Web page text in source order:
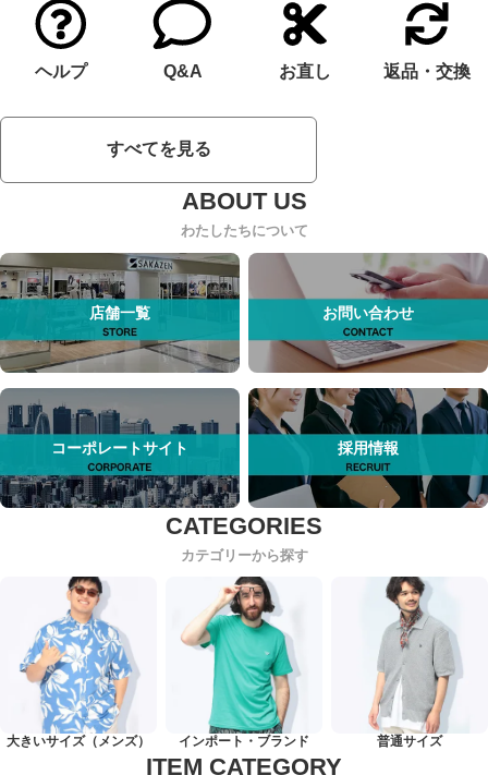
ヘルプ Q&A お直し 返品・交換
すべてを見る
わたしたちについて
店舗一覧 お問い合わせ
コーポレートサイト 採用情報
カテゴリーから探す
大きいサイズ（メンズ） インポート・ブランド 普通サイズ